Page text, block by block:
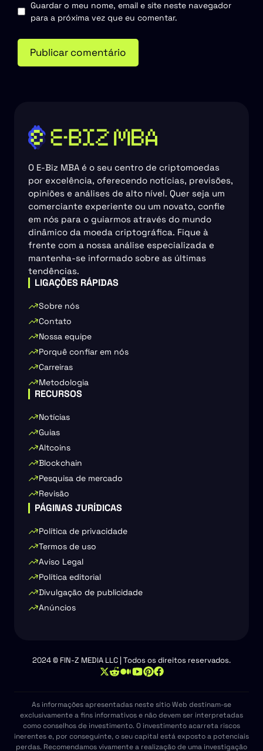
Guardar o meu nome, email e site neste navegador
para a próxima vez que eu comentar.
O E-Biz MBA é o seu centro de criptomoedas
por excelência, oferecendo notícias, previsões,
opiniões e análises de alto nível. Quer seja um
comerciante experiente ou um novato, confie
em nós para o guiarmos através do mundo
dinâmico da moeda criptográfica. Fique à
frente com a nossa análise especializada e
mantenha-se informado sobre as últimas
tendências.
LIGAÇÕES RÁPIDAS
Sobre nós
Contato
Nossa equipe
Porquê confiar em nós
Carreiras
Metodologia
RECURSOS
Notícias
Guias
Altcoins
Blockchain
Pesquisa de mercado
Revisão
PÁGINAS JURÍDICAS
Política de privacidade
Termos de uso
Aviso Legal
Política editorial
Divulgação de publicidade
Anúncios
2024 © FIN-Z MEDIA LLC | Todos os direitos reservados.
As informações apresentadas neste sítio Web destinam-se
exclusivamente a fins informativos e não devem ser interpretadas
como conselhos de investimento. O investimento acarreta riscos
inerentes e, por conseguinte, o seu capital está exposto a potenciais
perdas. Recomendamos vivamente a realização de uma investigação